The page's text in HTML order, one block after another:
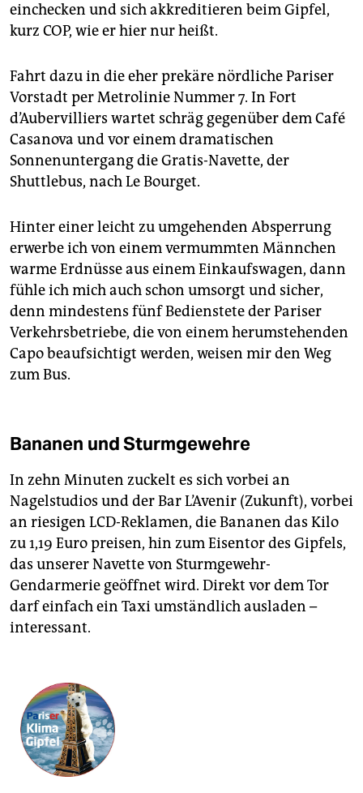
einchecken und sich akkreditieren beim Gipfel,
kurz COP, wie er hier nur heißt.
Fahrt dazu in die eher prekäre nördliche Pariser
Vorstadt per Metrolinie Nummer 7. In Fort
d’Aubervilliers wartet schräg gegenüber dem Café
Casanova und vor einem dramatischen
Sonnenuntergang die Gratis-Navette, der
Shuttlebus, nach Le Bourget.
Hinter einer leicht zu umgehenden Absperrung
erwerbe ich von einem vermummten Männchen
warme Erdnüsse aus einem Einkaufswagen, dann
fühle ich mich auch schon umsorgt und sicher,
denn mindestens fünf Bedienstete der Pariser
Verkehrsbetriebe, die von einem herumstehenden
Capo beaufsichtigt werden, weisen mir den Weg
zum Bus.
Bananen und Sturmgewehre
In zehn Minuten zuckelt es sich vorbei an
Nagelstudios und der Bar L’Avenir (Zukunft), vorbei
an riesigen LCD-Reklamen, die Bananen das Kilo
zu 1,19 Euro preisen, hin zum Eisentor des Gipfels,
das unserer Navette von Sturmgewehr-
Gendarmerie geöffnet wird. Direkt vor dem Tor
darf einfach ein Taxi umständlich ausladen –
interessant.